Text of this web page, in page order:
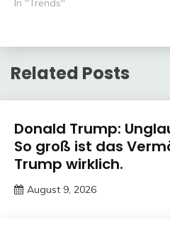
In "Trends"
Related Posts
Trends
Donald Trump:
So groß ist das
Trump wirklich.
August 9, 2026